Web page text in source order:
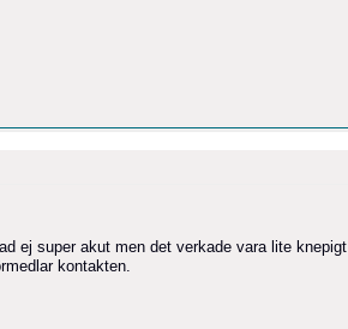
ej super akut men det verkade vara lite knepigt
kontakten.